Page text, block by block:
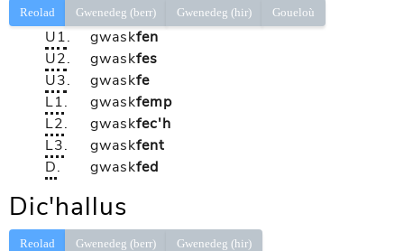
Reolad Gwenedeg (berr) Gwenedeg (hir) Goueloù
U1. gwaskfen
U2. gwaskfes
U3. gwaskfe
L1. gwaskfemp
L2. gwaskfec'h
L3. gwaskfent
D. gwaskfed
Dic'hallus
Reolad Gwenedeg (berr) Gwenedeg (hir)